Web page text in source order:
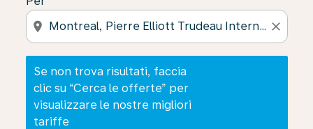
location_on close
Se non trova risultati, faccia
clic su “Cerca le offerte” per
visualizzare le nostre migliori
tariffe